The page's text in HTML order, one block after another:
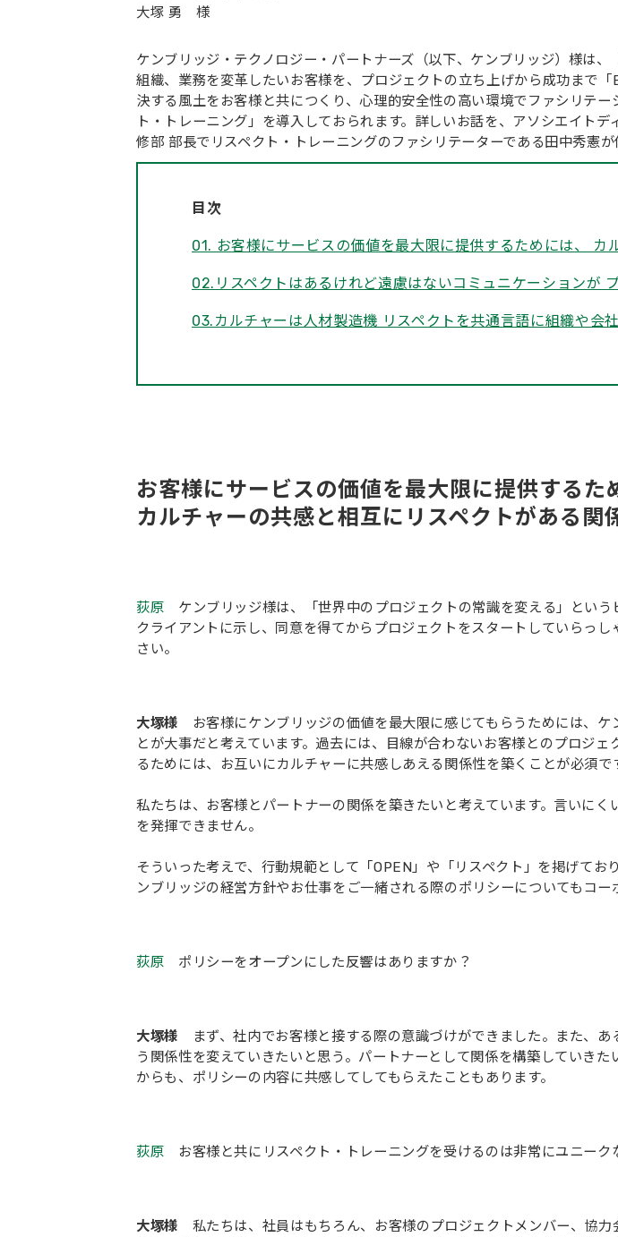
大塚 勇 様
ケンブリッジ・テクノロジー・パートナーズ（以下、ケンブリッジ）様は
組織、業務を変革したいお客様を、プロジェクトの立ち上げから成功まで
決する風土をお客様と共につくり、心理的安全性の高い環境でファシリテ
ト・トレーニング」を導入しておられます。詳しいお話を、アソシエイト
修部 部長でリスペクト・トレーニングのファシリテーターである田中秀憲が
目次
01. お客様にサービスの価値を最大限に提供するためには、
02.リスペクトはあるけれど遠慮はないコミュニケーションが
03.カルチャーは人材製造機 リスペクトを共通言語に組織や会
お客様にサービスの価値を最大限に提供するた
カルチャーの共感と相互にリスペクトがある関
荻原 ケンブリッジ様は、「世界中のプロジェクトの常識を変える」とい
クライアントに示し、同意を得てからプロジェクトをスタートしていらっ
さい。
大塚様 お客様にケンブリッジの価値を最大限に感じてもらうためには、
とが大事だと考えています。過去には、目線が合わないお客様とのプロジ
るためには、お互いにカルチャーに共感しあえる関係性を築くことが必須で
私たちは、お客様とパートナーの関係を築きたいと考えています。言いに
を発揮できません。
そういった考えで、行動規範として「OPEN」や「リスペクト」を掲げて
ンブリッジの経営方針やお仕事をご一緒される際のポリシーについてもコー
荻原 ポリシーをオープンにした反響はありますか？
大塚様
まず、社内でお客様と接する際の意識づけができました。また、
う関係性を変えていきたいと思う。パートナーとして関係を構築していき
からも、ポリシーの内容に共感してしてもらえたこともあります。
荻原 お客様と共にリスペクト・トレーニングを受けるのは非常にユニーク
大塚様 私たちは、社員はもちろん、お客様のプロジェクトメンバー、協